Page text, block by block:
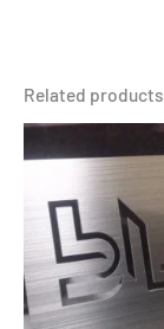
Related products